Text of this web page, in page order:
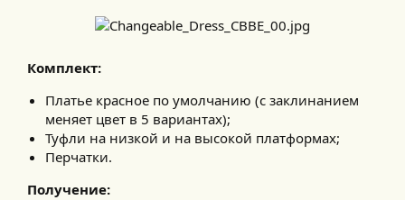
Комплект:
Платье красное по умолчанию (с заклинанием
меняет цвет в 5 вариантах);
Туфли на низкой и на высокой платформах;
Перчатки.
Получение: